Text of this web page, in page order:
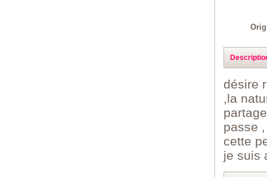
désire
,la
passe
cette
je suis